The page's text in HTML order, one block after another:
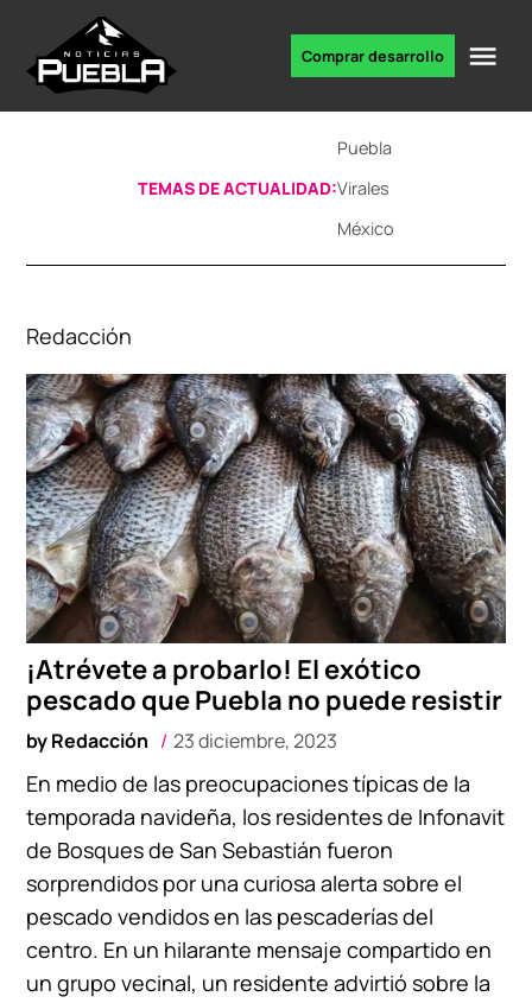
content
Comprar desarrollo
TEMAS DE ACTUALIDAD:
Puebla
Virales
México
Redacción
¡Atrévete a probarlo! El exótico
pescado que Puebla no puede resistir
byRedacción 23 diciembre, 2023
En medio de las preocupaciones típicas de la
temporada navideña, los residentes de Infonavit
de Bosques de San Sebastián fueron
sorprendidos por una curiosa alerta sobre el
pescado vendidos en las pescaderías del
centro. En un hilarante mensaje compartido en
un grupo vecinal, un residente advirtió sobre la